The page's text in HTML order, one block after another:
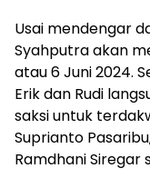
Usai mendengar
Syahputra akan
atau 6 Juni 2024.
Erik dan Rudi
saksi untuk
Suprianto
Ramdhani